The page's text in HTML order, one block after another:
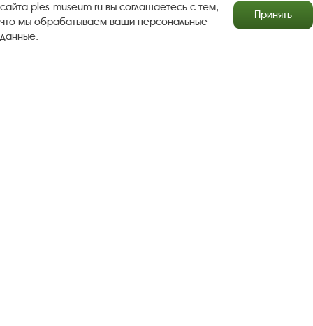
Антикоррупционная деятельность
сайта ples-museum.ru вы соглашаетесь с тем,
что мы обрабатываем ваши персональные
данные.
Принять